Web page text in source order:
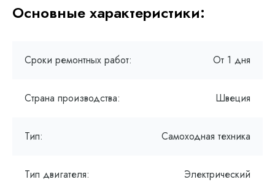
Основные характеристики:
Сроки ремонтных работ: От 1 дня
Страна производства: Швеция
Тип: Самоходная техника
Тип двигателя: Электрический